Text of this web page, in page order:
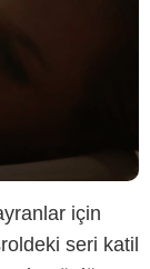
için
seri katil